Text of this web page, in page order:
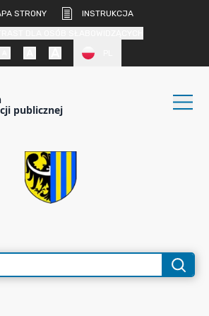
STRONY
INSTRUKCJA
publicznej